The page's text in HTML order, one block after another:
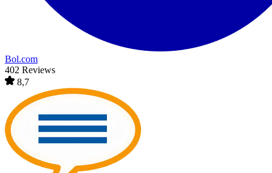
Bol.com
402 Reviews
8,7